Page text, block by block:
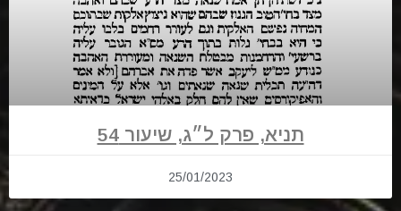
תניא, פרק ל״ג, שיעור 54
25/01/2023